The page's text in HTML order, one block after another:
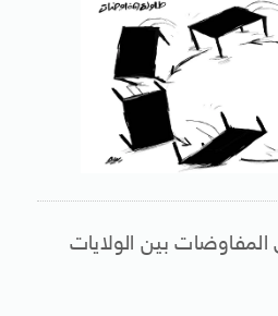
المفاوضات بين الولايات